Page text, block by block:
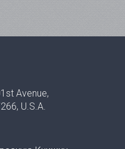
Avenue,
U.S.A.